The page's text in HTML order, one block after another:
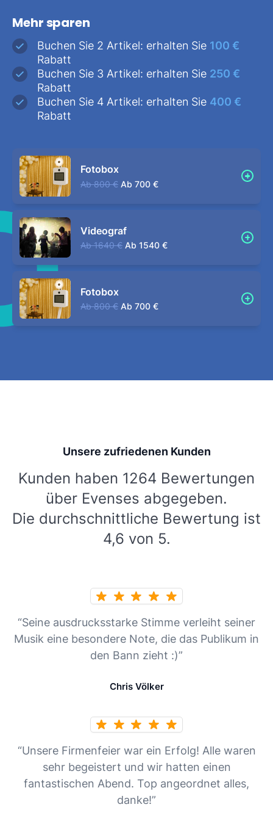
Mehr sparen
Buchen Sie 2 Artikel: erhalten Sie 100 €
Rabatt
Buchen Sie 3 Artikel: erhalten Sie 250 €
Rabatt
Buchen Sie 4 Artikel: erhalten Sie 400 €
Rabatt
Fotobox
Ab 800 € Ab 700 €
Videograf
Ab 1640 € Ab 1540 €
Fotobox
Ab 800 € Ab 700 €
Unsere zufriedenen Kunden
Kunden haben 1264 Bewertungen
über Evenses abgegeben.
Die durchschnittliche Bewertung ist
4,6 von 5.
“Seine ausdrucksstarke Stimme verleiht seiner
Musik eine besondere Note, die das Publikum in
den Bann zieht :)”
Chris Völker
“Unsere Firmenfeier war ein Erfolg! Alle waren
sehr begeistert und wir hatten einen
fantastischen Abend. Top angeordnet alles,
danke!”